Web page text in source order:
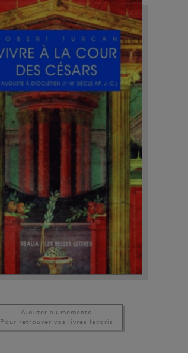
Ajouter au mémento
Pour retrouver vos livres favoris